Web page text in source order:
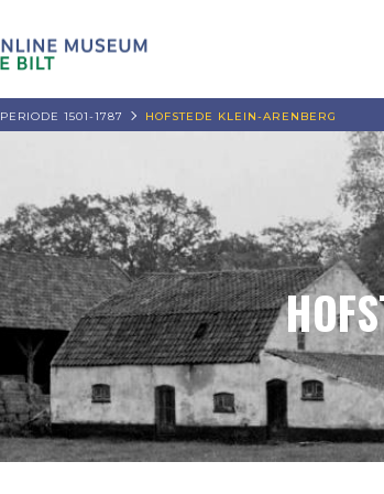
PERIODE 1501-1787 HOFSTEDE KLEIN-ARENBERG